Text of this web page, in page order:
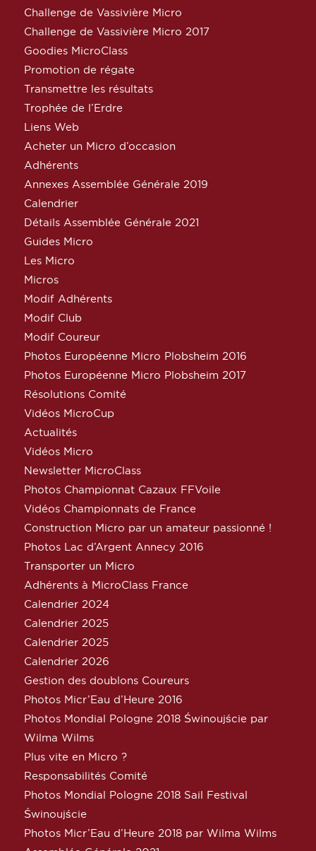
Challenge de Vassivière Micro
Challenge de Vassivière Micro 2017
Goodies MicroClass
Promotion de régate
Transmettre les résultats
Trophée de l’Erdre
Liens Web
Acheter un Micro d’occasion
Adhérents
Annexes Assemblée Générale 2019
Calendrier
Détails Assemblée Générale 2021
Guides Micro
Les Micro
Micros
Modif Adhérents
Modif Club
Modif Coureur
Photos Européenne Micro Plobsheim 2016
Photos Européenne Micro Plobsheim 2017
Résolutions Comité
Vidéos MicroCup
Actualités
Vidéos Micro
Newsletter MicroClass
Photos Championnat Cazaux FFVoile
Vidéos Championnats de France
Construction Micro par un amateur passionné !
Photos Lac d’Argent Annecy 2016
Transporter un Micro
Adhérents à MicroClass France
Calendrier 2024
Calendrier 2025
Calendrier 2025
Calendrier 2026
Gestion des doublons Coureurs
Photos Micr’Eau d’Heure 2016
Photos Mondial Pologne 2018 Świnoujście par
Wilma Wilms
Plus vite en Micro ?
Responsabilités Comité
Photos Mondial Pologne 2018 Sail Festival
Świnoujście
Photos Micr’Eau d’Heure 2018 par Wilma Wilms